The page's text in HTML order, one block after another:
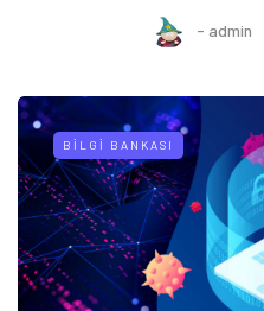
- admin
BILGI BANKASI